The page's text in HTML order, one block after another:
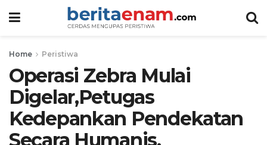
Home Peristiwa
Operasi Zebra Mulai
Digelar,Petugas
Kedepankan Pendekatan
Secara Humanis.